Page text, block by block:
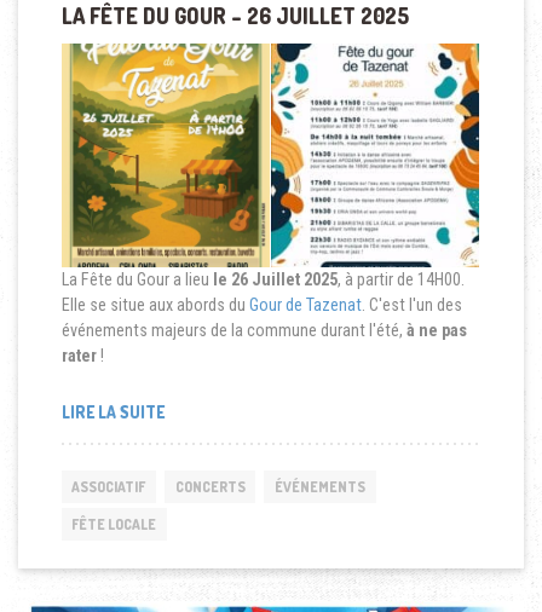
LA FÊTE DU GOUR – 26 JUILLET 2025
La Fête du Gour a lieu le 26 Juillet 2025, à partir de 14H00.
Elle se situe aux abords du Gour de Tazenat. C'est l'un des
événements majeurs de la commune durant l'été, à ne pas
rater!
LIRE LA SUITE
ASSOCIATIF CONCERTS ÉVÉNEMENTS
FÊTE LOCALE